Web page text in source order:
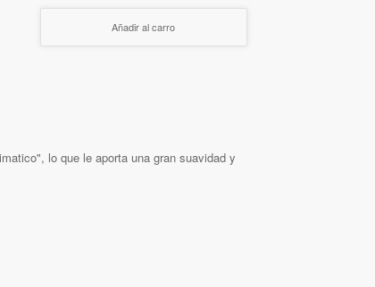
Añadir al carro
lo que le aporta una gran suavidad y